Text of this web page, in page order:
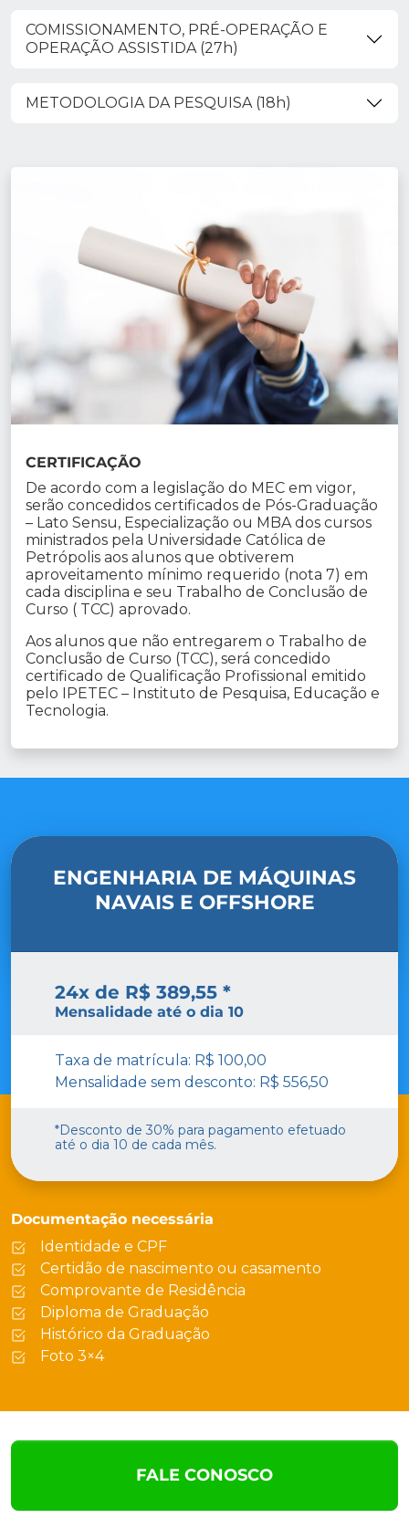
COMISSIONAMENTO, PRÉ-OPERAÇÃO E
OPERAÇÃO ASSISTIDA (27h)
METODOLOGIA DA PESQUISA (18h)
CERTIFICAÇÃO
De acordo com a legislação do MEC em vigor,
serão concedidos certificados de Pós-Graduação
– Lato Sensu, Especialização ou MBA dos cursos
ministrados pela Universidade Católica de
Petrópolis aos alunos que obtiverem
aproveitamento mínimo requerido (nota 7) em
cada disciplina e seu Trabalho de Conclusão de
Curso ( TCC) aprovado.
Aos alunos que não entregarem o Trabalho de
Conclusão de Curso (TCC), será concedido
certificado de Qualificação Profissional emitido
pelo IPETEC – Instituto de Pesquisa, Educação e
Tecnologia.
Documentação necessária
Identidade e CPF
Certidão de nascimento ou casamento
Comprovante de Residência
Diploma de Graduação
Histórico da Graduação
Foto 3×4
ENGENHARIA DE MÁQUINAS
NAVAIS E OFFSHORE
24x de R$ 389,55 *
Mensalidade até o dia 10
Taxa de matrícula: R$ 100,00
Mensalidade sem desconto: R$ 556,50
*Desconto de 30% para pagamento efetuado
até o dia 10 de cada mês.
FALE CONOSCO